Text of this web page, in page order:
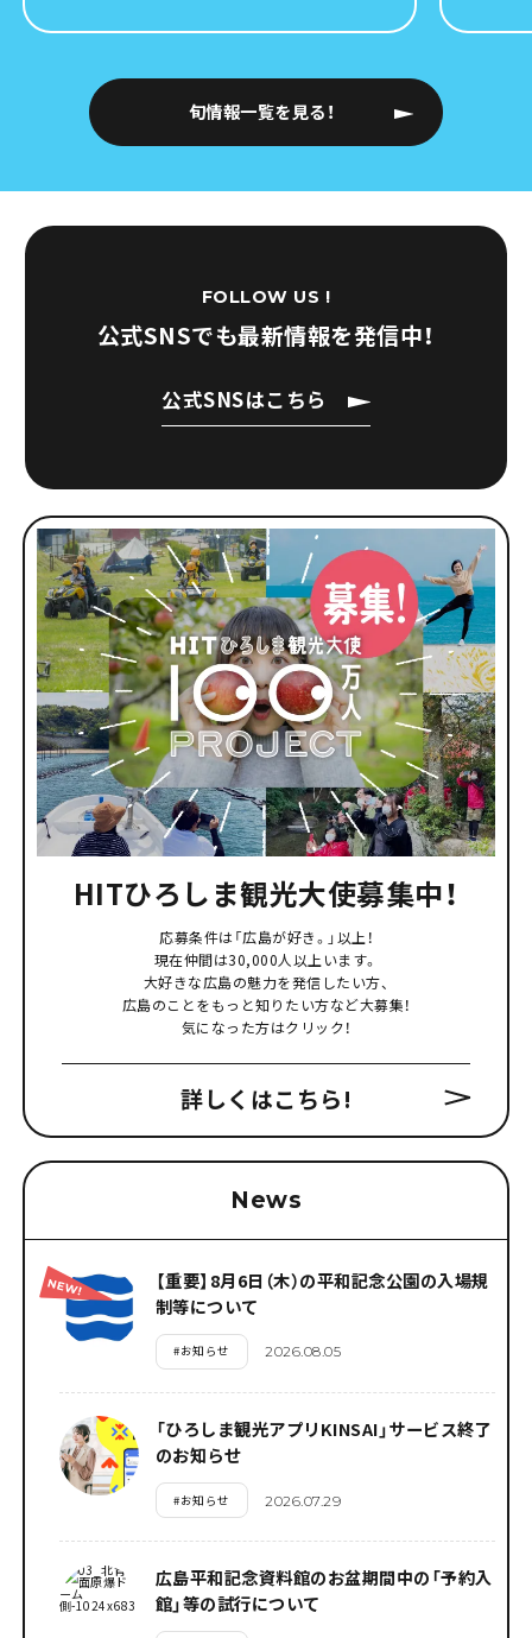
旬情報一覧を見る！
FOLLOW US !
公式SNSでも最新情報を発信中！
公式SNSはこちら
HITひろしま観光大使募集中！
応募条件は「広島が好き。」以上！
現在仲間は30,000人以上います。
大好きな広島の魅力を発信したい方、
広島のことをもっと知りたい方など大募集！
気になった方はクリック！
詳しくはこちら!
News
【重要】8月6日（木）の平和記念公園の入場規
制等について
#お知らせ 2026.08.05
「ひろしま観光アプリKINSAI」サービス終了
のお知らせ
#お知らせ 2026.07.29
広島平和記念資料館のお盆期間中の「予約入
館」等の試行について